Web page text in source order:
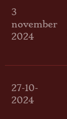
3
november
2024
27-10-
2024